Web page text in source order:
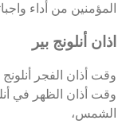
المؤمنين من أداء
اذان أنلونج بير
وقت أذان الفجر أنلونج
وقت أذان الظهر في
الشمس،